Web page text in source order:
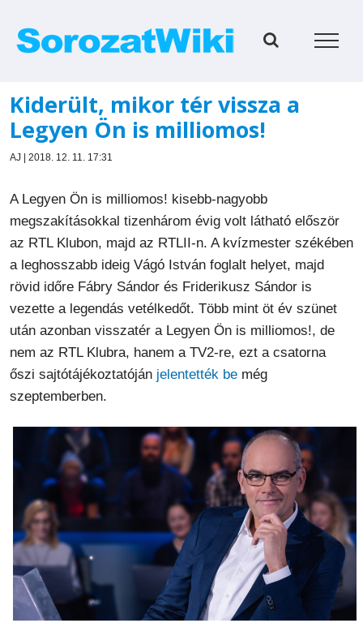
Kiderült, mikor tér vissza a
Legyen Ön is milliomos!
AJ | 2018. 12. 11. 17:31
A Legyen Ön is milliomos! kisebb-nagyobb
megszakításokkal tizenhárom évig volt látható először
az RTL Klubon, majd az RTLII-n. A kvízmester székében
a leghosszabb ideig Vágó István foglalt helyet, majd
rövid időre Fábry Sándor és Friderikusz Sándor is
vezette a legendás vetélkedőt. Több mint öt év szünet
után azonban visszatér a Legyen Ön is milliomos!, de
nem az RTL Klubra, hanem a TV2-re, ezt a csatorna
őszi sajtótájékoztatóján jelentették be még
szeptemberben.